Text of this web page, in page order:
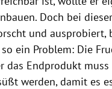
Doch bei
und ausprobiert,
ein Problem: Die
das Endprodukt
werden, damit es